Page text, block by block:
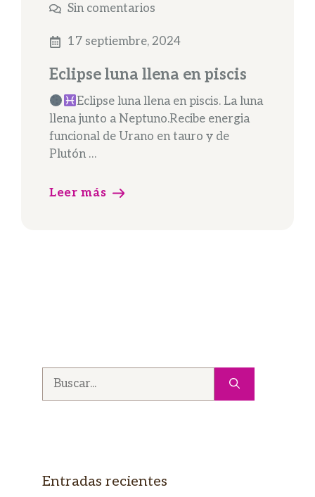
Sin comentarios
17 septiembre, 2024
Eclipse luna llena en piscis
Eclipse luna llena en piscis. La luna
llena junto a Neptuno.Recibe energia
funcional de Urano en tauro y de
Plutón …
Leer más
Buscar:
Entradas recientes